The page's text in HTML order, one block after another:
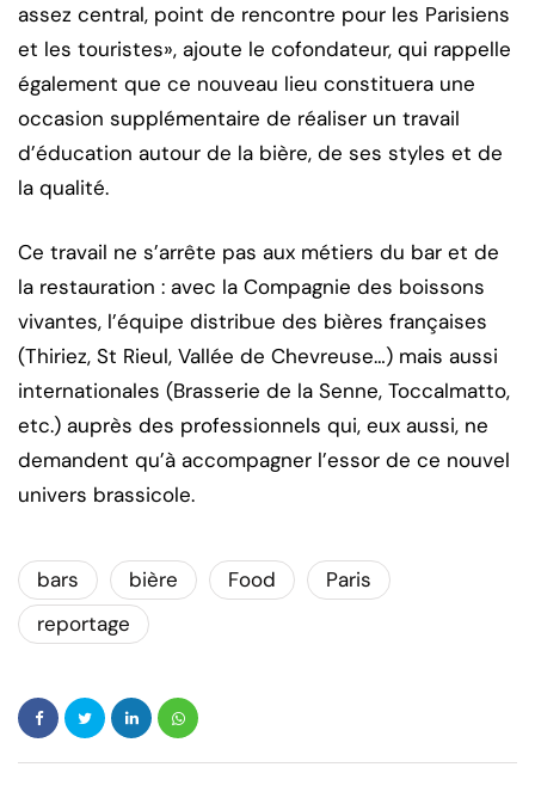
assez central, point de rencontre pour les Parisiens
et les touristes», ajoute le cofondateur, qui rappelle
également que ce nouveau lieu constituera une
occasion supplémentaire de réaliser un travail
d’éducation autour de la bière, de ses styles et de
la qualité.
Ce travail ne s’arrête pas aux métiers du bar et de
la restauration : avec la Compagnie des boissons
vivantes, l’équipe distribue des bières françaises
(Thiriez, St Rieul, Vallée de Chevreuse…) mais aussi
internationales (Brasserie de la Senne, Toccalmatto,
etc.) auprès des professionnels qui, eux aussi, ne
demandent qu’à accompagner l’essor de ce nouvel
univers brassicole.
bars bière Food
Paris
reportage